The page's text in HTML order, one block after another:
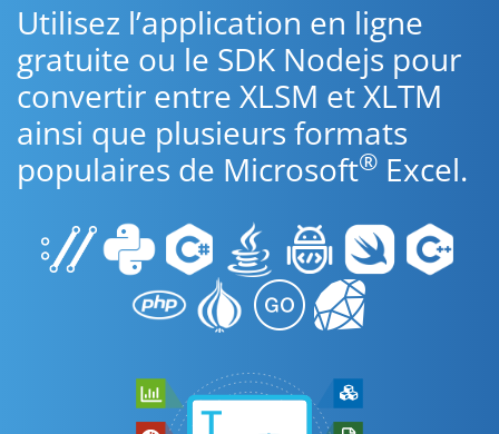
Utilisez l’application en ligne
gratuite ou le SDK Nodejs pour
convertir entre XLSM et XLTM
ainsi que plusieurs formats
populaires de Microsoft® Excel.